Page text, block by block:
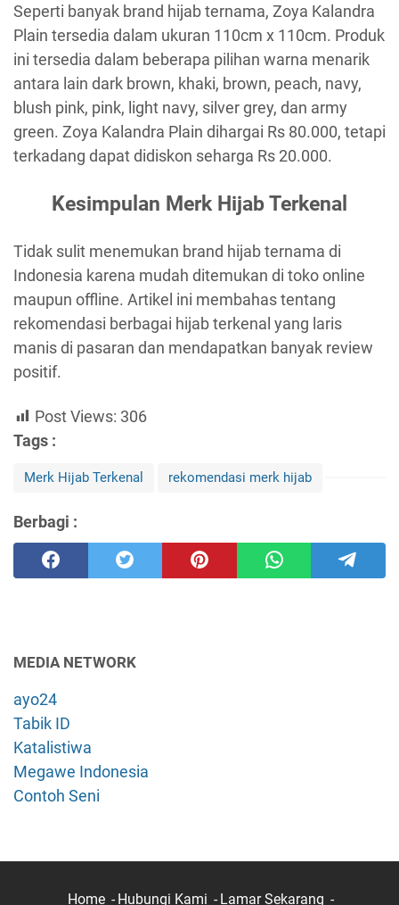
Seperti banyak brand hijab ternama, Zoya Kalandra
Plain tersedia dalam ukuran 110cm x 110cm. Produk
ini tersedia dalam beberapa pilihan warna menarik
antara lain dark brown, khaki, brown, peach, navy,
blush pink, pink, light navy, silver grey, dan army
green. Zoya Kalandra Plain dihargai Rs 80.000, tetapi
terkadang dapat didiskon seharga Rs 20.000.
Kesimpulan Merk Hijab Terkenal
Tidak sulit menemukan brand hijab ternama di
Indonesia karena mudah ditemukan di toko online
maupun offline. Artikel ini membahas tentang
rekomendasi berbagai hijab terkenal yang laris
manis di pasaran dan mendapatkan banyak review
positif.
Post Views: 306
Tags :
Merk Hijab Terkenal rekomendasi merk hijab
Berbagi :
MEDIA NETWORK
ayo24
Tabik ID
Katalistiwa
Megawe Indonesia
Contoh Seni
Home Hubungi Kami Lamar Sekarang